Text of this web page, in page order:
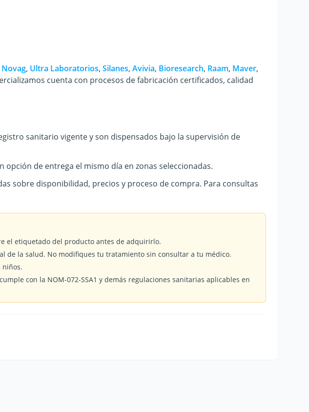
Novag, Ultra Laboratorios, Silanes, Avivia, Bioresearch, Raam, Maver,
cuenta con procesos de fabricación certificados, calidad
sanitario vigente y son dispensados bajo la supervisión de
de entrega el mismo día en zonas seleccionadas.
sobre disponibilidad, precios y proceso de compra. Para consultas
el etiquetado del producto antes de adquirirlo.
de la salud. No modifiques tu tratamiento sin consultar a tu médico.
niños.
con la NOM-072-SSA1 y demás regulaciones sanitarias aplicables en